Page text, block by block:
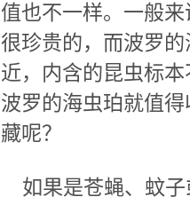
值也不一样。一般
很珍贵的，而波罗
近，内含的昆虫标
波罗的海虫珀就值
藏呢？
如果是苍蝇、蚊子